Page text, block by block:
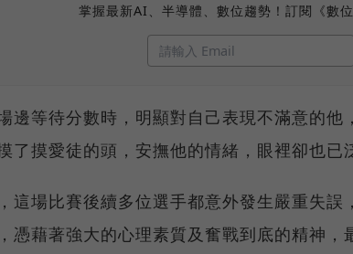
掌握最新AI、半導體、數位趨勢！訂閱《數
邊等待分數時，明顯對自己表現不滿意的
了摸愛徒的頭，安撫他的情緒，眼裡卻也已
這場比賽後續多位選手都意外發生嚴重失
憑藉著強大的心理素質及奮戰到底的精神